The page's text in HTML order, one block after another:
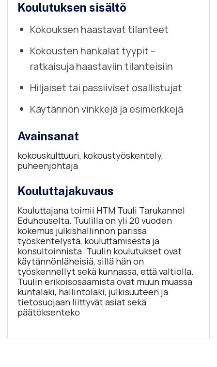
Koulutuksen sisältö
Kokouksen haastavat tilanteet
Kokousten hankalat tyypit –
ratkaisuja haastaviin tilanteisiin
Hiljaiset tai passiiviset osallistujat
Käytännön vinkkejä ja esimerkkejä
Avainsanat
kokouskulttuuri, kokoustyöskentely,
puheenjohtaja
Kouluttajakuvaus
Kouluttajana toimii HTM Tuuli Tarukannel
Eduhouselta. Tuulilla on yli 20 vuoden
kokemus julkishallinnon parissa
työskentelystä, kouluttamisesta ja
konsultoinnista. Tuulin koulutukset ovat
käytännönläheisiä, sillä hän on
työskennellyt sekä kunnassa, että valtiolla.
Tuulin erikoisosaamista ovat muun muassa
kuntalaki, hallintolaki, julkisuuteen ja
tietosuojaan liittyvät asiat sekä
päätöksenteko